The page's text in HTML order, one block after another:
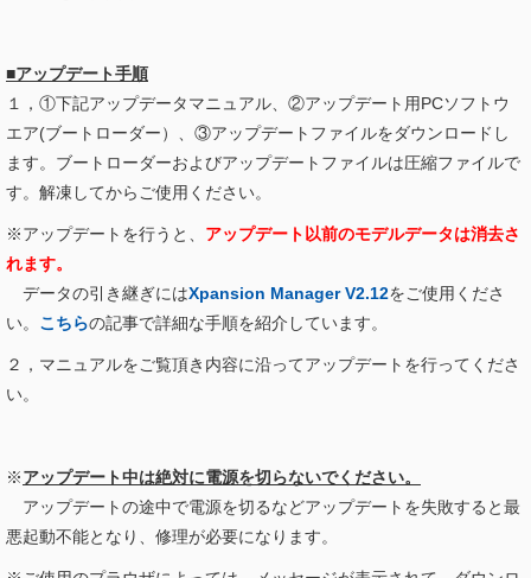
■アップデート手順
１，①下記アップデータマニュアル、②アップデート用PCソフトウ
エア(ブートローダー）、③アップデートファイルをダウンロードし
ます。ブートローダーおよびアップデートファイルは圧縮ファイルで
す。解凍してからご使用ください。
※アップデートを行うと、 アップデート以前のモデルデータは消去さ
れます。
データの引き継ぎにはXpansion Manager V2.12をご使用くださ
い。 こちらの記事で詳細な手順を紹介しています。
２，マニュアルをご覧頂き内容に沿ってアップデートを行ってくださ
い。
※アップデート中は絶対に電源を切らないでください。
アップデートの途中で電源を切るなどアップデートを失敗すると最
悪起動不能となり、修理が必要になります。